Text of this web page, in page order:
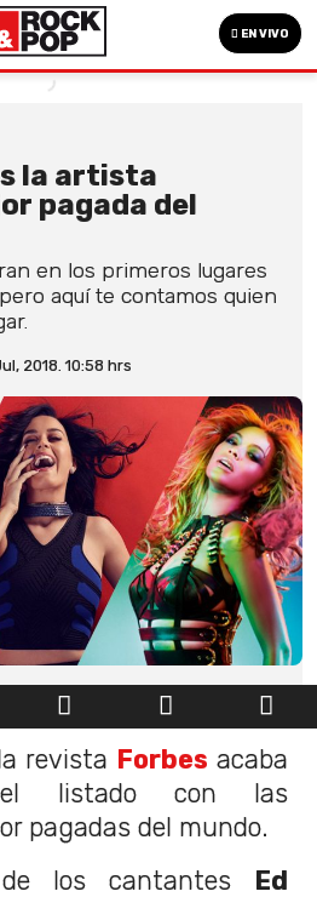
EN VIVO
la artista
pagada del
en los primeros lugares
aquí te contamos quien
2018. 10:58 hrs
revista Forbes acaba
listado con las
pagadas del mundo.
los cantantes Ed